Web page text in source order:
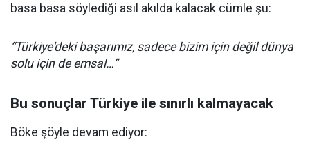
basa basa söylediği asıl akılda kalacak cümle şu:
“Türkiye'deki başarımız, sadece bizim için değil dünya
solu için de emsal…”
Bu sonuçlar Türkiye ile sınırlı kalmayacak
Böke şöyle devam ediyor: